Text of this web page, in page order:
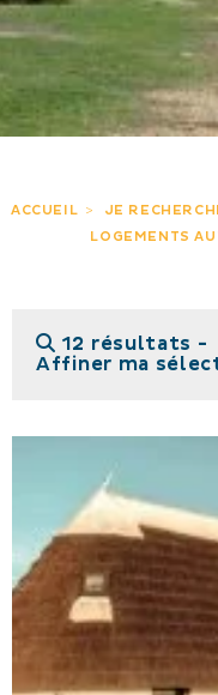
ACCUEIL JE
LOGEMENTS
12 résultats -
Affiner ma